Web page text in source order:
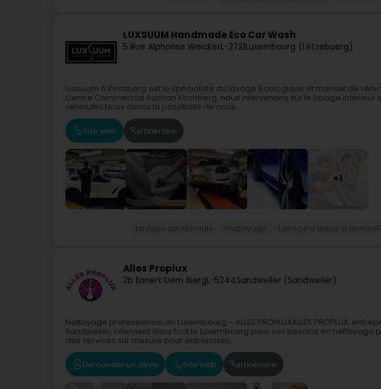
LUXSUUM Handmade Eco Car Wash
5 Rue Alphonse WeickerL-2721Luxembourg (Lëtzebuerg)
Luxsuum à Kirchberg est le spécialiste du lavage écologique et manuel de
Centre Commercial Auchan Kirchberg, nous intervenons sur le lavage intérieur
véhicules.Nous avons la possibilité de nous...
Site web Itinéraire
+1
Alles Proplux
2b Ennert Dem BiergL-5244Sandweiler (Sandweiler)
Nettoyage professionnel au Luxembourg – ALLES PROPLUXALLES PROPLUX,
Sandweiler, intervient dans tout le Luxembourg pour vos besoins en nettoyage
des services sur mesure pour entreprises,...
Demander un devis Site web Itinéraire